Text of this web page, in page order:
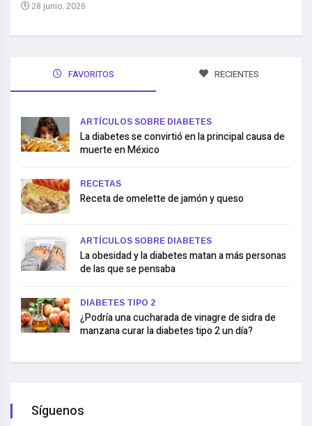
28 junio, 2026
FAVORITOS RECIENTES
ARTÍCULOS SOBRE DIABETES
La diabetes se convirtió en la principal causa de
muerte en México
RECETAS
Receta de omelette de jamón y queso
ARTÍCULOS SOBRE DIABETES
La obesidad y la diabetes matan a más personas
de las que se pensaba
DIABETES TIPO 2
¿Podría una cucharada de vinagre de sidra de
manzana curar la diabetes tipo 2 un día?
Síguenos